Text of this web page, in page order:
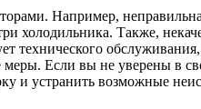
Например,
холодильника. Также,
технического
Если вы не уверены в
и устранить возможные